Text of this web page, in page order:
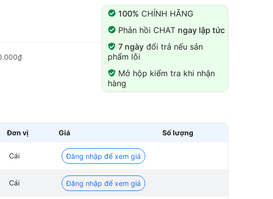
100% CHÍNH HÃNG
Phản hồi CHAT ngay lập tức
7 ngàyđổi trả nếu sản
phẩm lỗi
Mở hộp kiểm tra khi nhận
hàng
Đơn vị Giá Số lượng
Cái Đăng nhập để xem giá
Cái Đăng nhập để xem giá